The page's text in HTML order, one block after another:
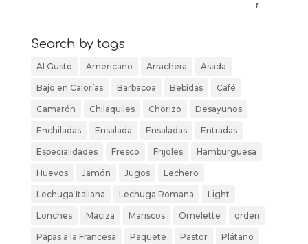
Search by tags
Al Gusto Americano Arrachera Asada
Bajo en Calorías Barbacoa Bebidas Café
Camarón Chilaquiles Chorizo Desayunos
Enchiladas Ensalada Ensaladas Entradas
Especialidades Fresco Frijoles Hamburguesa
Huevos Jamón Jugos Lechero
Lechuga Italiana Lechuga Romana Light
Lonches Maciza Mariscos Omelette orden
Papas a la Francesa Paquete Pastor Plátano